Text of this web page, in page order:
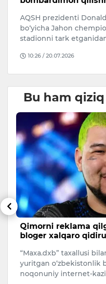
AQSH prezidenti
bo‘yicha Jahon
stadionni tark
10:26 / 20.07.2026
Bu ham qiziq
Qimorni reklama
bloger xalqaro
“Maxa.dxb” taxallusi
yuritgan o‘zbekistonlik
noqonuniy internet-